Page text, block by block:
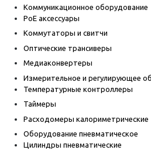
Коммуникационное оборудование
PoE аксессуары
Коммутаторы и свитчи
Оптические трансиверы
Медиаконвертеры
Измерительное и регулирующее
Температурные контроллеры
Таймеры
Расходомеры калориметрические
Оборудование пневматическое
Цилиндры пневматические